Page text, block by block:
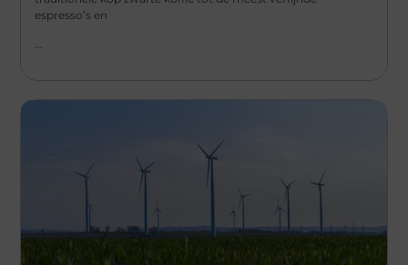
espresso’s en
...